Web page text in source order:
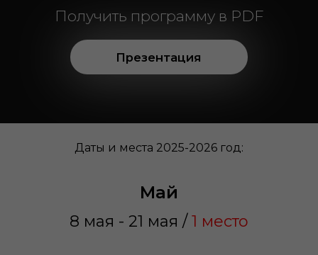
Даты и места 2025-2026 год:
Май
8 мая - 21 мая / 1 место